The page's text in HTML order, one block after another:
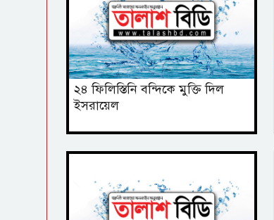
২৪ ফিলিস্তিনি বন্দিকে মুক্তি দিল
ইসরায়েল